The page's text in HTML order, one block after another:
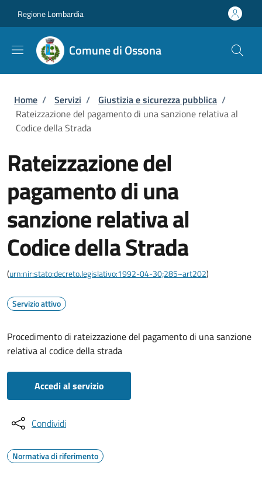
Regione Lombardia
Comune di Ossona
Briciole di pane
Home / Servizi / Giustizia e sicurezza pubblica /
Rateizzazione del pagamento di una sanzione relativa al
Codice della Strada
Rateizzazione del
pagamento di una
sanzione relativa al
Codice della Strada
(urn:nir:stato:decreto.legislativo:1992-04-30;285~art202)
Servizio attivo
Procedimento di rateizzazione del pagamento di una sanzione
relativa al codice della strada
Accedi al servizio
Condividi
Normativa di riferimento